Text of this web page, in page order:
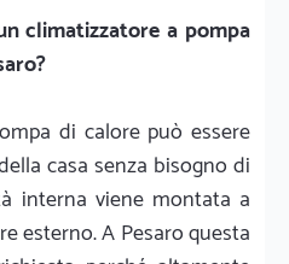
climatizzatore a pompa
di calore può essere
casa senza bisogno di
interna viene montata a
esterno. A Pesaro questa